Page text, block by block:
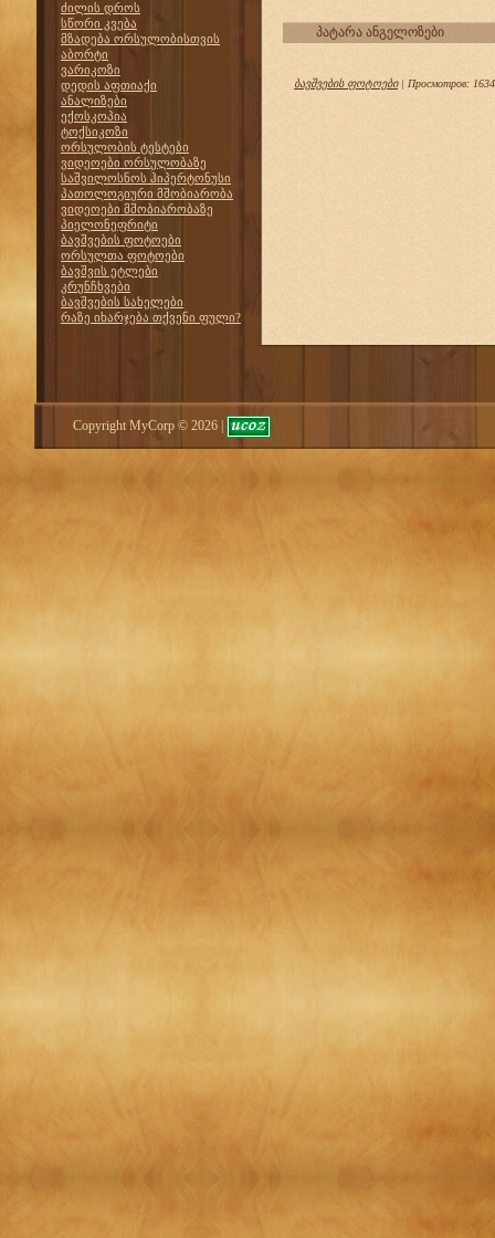
ძილის დროს
სწორი კვება
მზადება ორსულობისთვის
აბორტი
ვარიკოზი
დედის აფთიაქი
ანალიზები
ექოსკოპია
ტოქსიკოზი
ორსულობის ტესტები
ვიდეოები ორსულობაზე
საშვილოსნოს ჰიპერტონუსი
პათოლოგიური მშობიარობა
ვიდეოები მშობიარობაზე
პიელონეფრიტი
ბავშვების ფოტოები
ორსულთა ფოტოები
ბავშვის ეტლები
კრუნჩხვები
ბავშვების სახელები
რაზე იხარჯება თქვენი ფული?
პატარა ანგელოზები
ბავშვების ფოტოები| Просмотров:
Copyright MyCorp © 2026